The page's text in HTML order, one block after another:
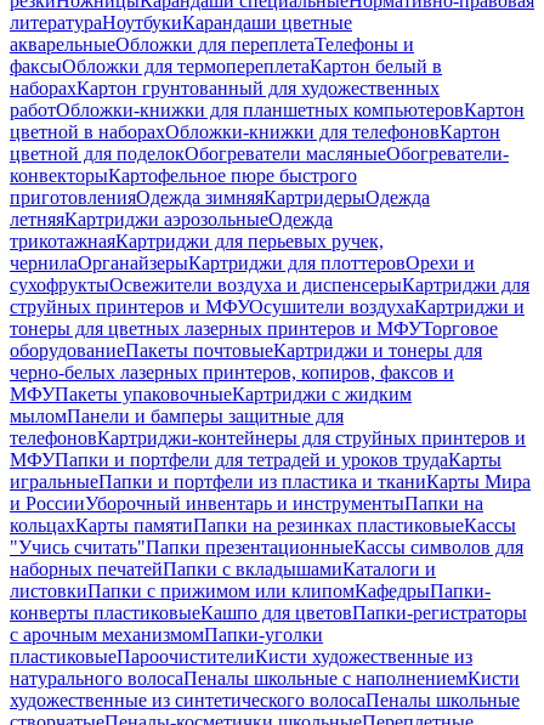
литератураНоутбукиКарандаши цветные
акварельныеОбложки для переплетаТелефоны и
факсыОбложки для термопереплетаКартон белый в
наборахКартон грунтованный для художественных
работОбложки-книжки для планшетных компьютеровКартон
цветной в наборахОбложки-книжки для телефоновКартон
цветной для поделокОбогреватели масляныеОбогреватели-
конвекторыКартофельное пюре быстрого
приготовленияОдежда зимняяКартридерыОдежда
летняяКартриджи аэрозольныеОдежда
трикотажнаяКартриджи для перьевых ручек,
чернилаОрганайзерыКартриджи для плоттеровОрехи и
сухофруктыОсвежители воздуха и диспенсерыКартриджи для
струйных принтеров и МФУОсушители воздухаКартриджи и
тонеры для цветных лазерных принтеров и МФУТорговое
оборудованиеПакеты почтовыеКартриджи и тонеры для
черно-белых лазерных принтеров, копиров, факсов и
МФУПакеты упаковочныеКартриджи с жидким
мыломПанели и бамперы защитные для
телефоновКартриджи-контейнеры для струйных принтеров и
МФУПапки и портфели для тетрадей и уроков трудаКарты
игральныеПапки и портфели из пластика и тканиКарты Мира
и РоссииУборочный инвентарь и инструментыПапки на
кольцахКарты памятиПапки на резинках пластиковыеКассы
"Учись считать"Папки презентационныеКассы символов для
наборных печатейПапки с вкладышамиКаталоги и
листовкиПапки с прижимом или клипомКафедрыПапки-
конверты пластиковыеКашпо для цветовПапки-регистраторы
с арочным механизмомПапки-уголки
пластиковыеПароочистителиКисти художественные из
натурального волосаПеналы школьные с наполнениемКисти
художественные из синтетического волосаПеналы школьные